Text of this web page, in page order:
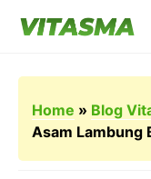
Home » Blog
Asam Lambung